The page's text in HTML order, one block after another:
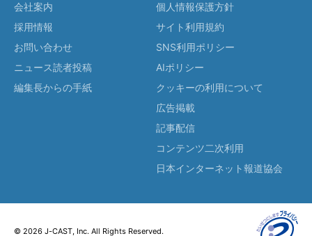
会社案内
採用情報
お問い合わせ
ニュース読者投稿
編集長からの手紙
個人情報保護方針
サイト利用規約
SNS利用ポリシー
AIポリシー
クッキーの利用について
広告掲載
記事配信
コンテンツ二次利用
日本インターネット報道協会
© 2026 J-CAST, Inc. All Rights Reserved.